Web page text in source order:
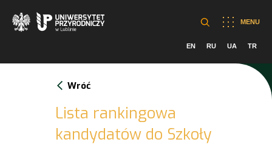
MENU
EN RU UA TR
Wróć
Lista rankingowa
kandydatów do Szkoły